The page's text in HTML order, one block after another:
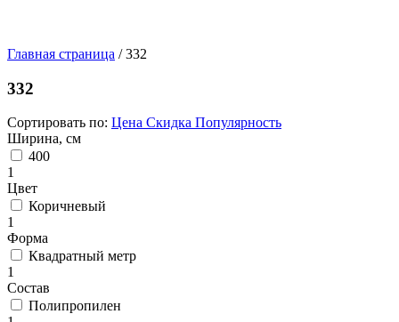
типу
Синтетические
ковры
ковры
Ковры-
Главная страница /332
332
Сортировать по: Цена Скидка Популярность
Ширина, см
400
1
Цвет
Коричневый
1
Форма
Квадратный метр
1
Состав
Полипропилен